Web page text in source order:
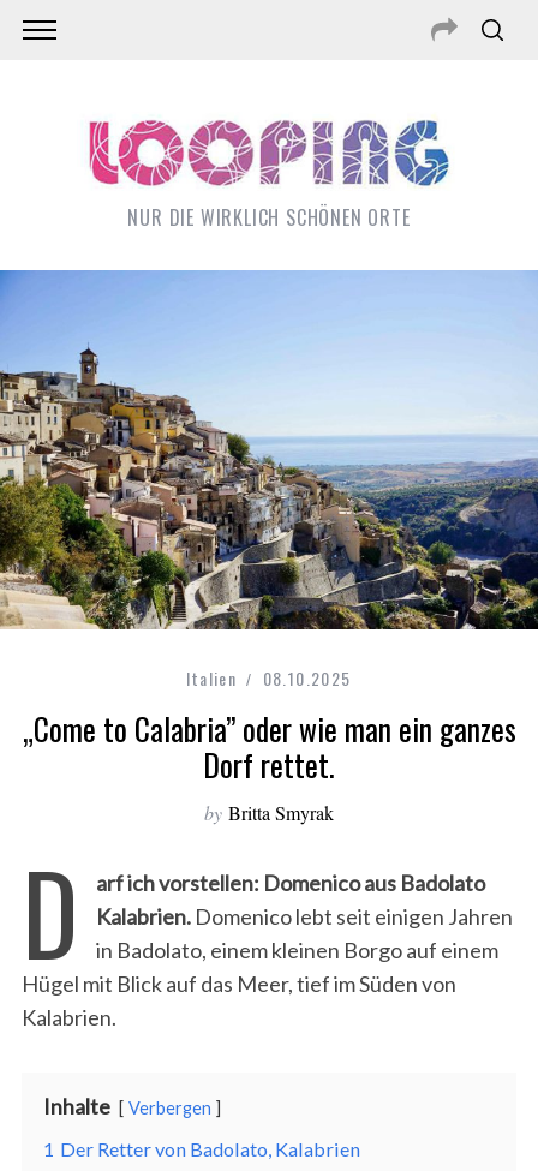
NUR DIE WIRKLICH SCHÖNEN ORTE
Italien 08.10.2025
„Come to Calabria” oder wie man ein ganzes
Dorf rettet.
by Britta Smyrak
D
arf ich vorstellen: Domenico aus Badolato
Kalabrien.Domenico lebt seit einigen Jahren
in Badolato, einem kleinen Borgo auf einem
Hügel mit Blick auf das Meer, tief im Süden von
Kalabrien.
Inhalte Verbergen
1 Der Retter von Badolato, Kalabrien